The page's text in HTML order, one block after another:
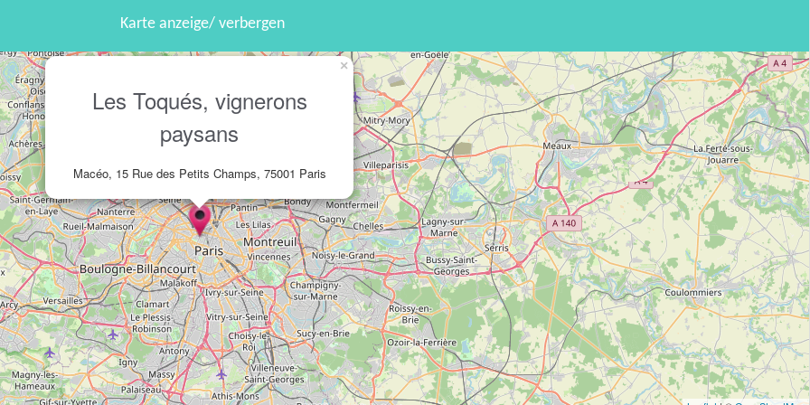
Karte anzeige/ verbergen
Les Toqués, vignerons
paysans
Macéo, 15 Rue des Petits Champs, 75001 Paris
×